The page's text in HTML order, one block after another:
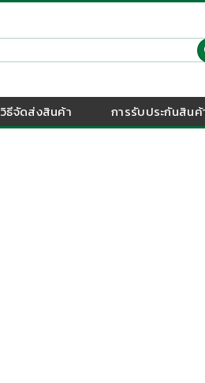
วิธีจัดส่งสินค้า การรับประกันสินค้